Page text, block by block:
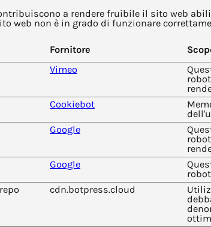
a rendere fruibile il sito web
web non è in grado di funzionare
Fornitore
Vimeo
Cookiebot
Google
Google
cdn.botpress.cloud